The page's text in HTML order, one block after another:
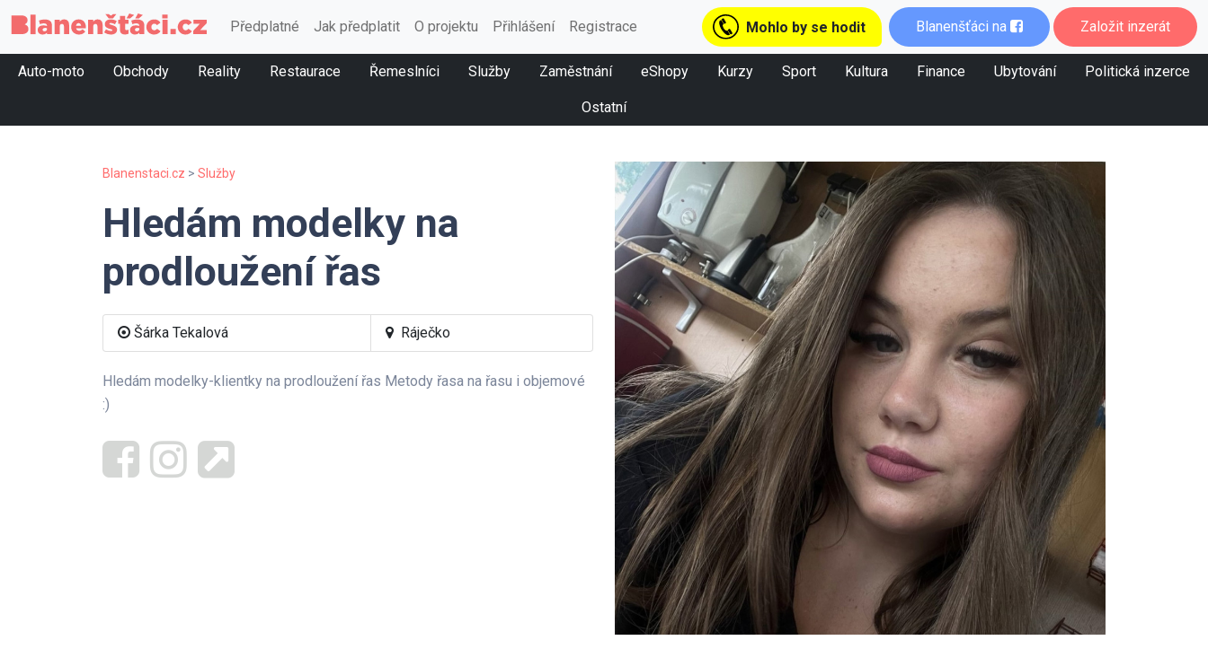
Předplatné Jak předplatit O projektu Přihlášení Registrace Mohlo by se hodit Blanenšťáci na Založit inzerát
Auto-moto Obchody Reality Restaurace Řemeslníci Služby Zaměstnání eShopy Kurzy Sport Kultura Finance Ubytování Politická inzerce
Ostatní
Blanenstaci.cz > Služby
Hledám modelky na
prodloužení řas
Šárka Tekalová Ráječko
Hledám modelky-klientky na prodloužení řas Metody řasa na řasu i objemové
:)